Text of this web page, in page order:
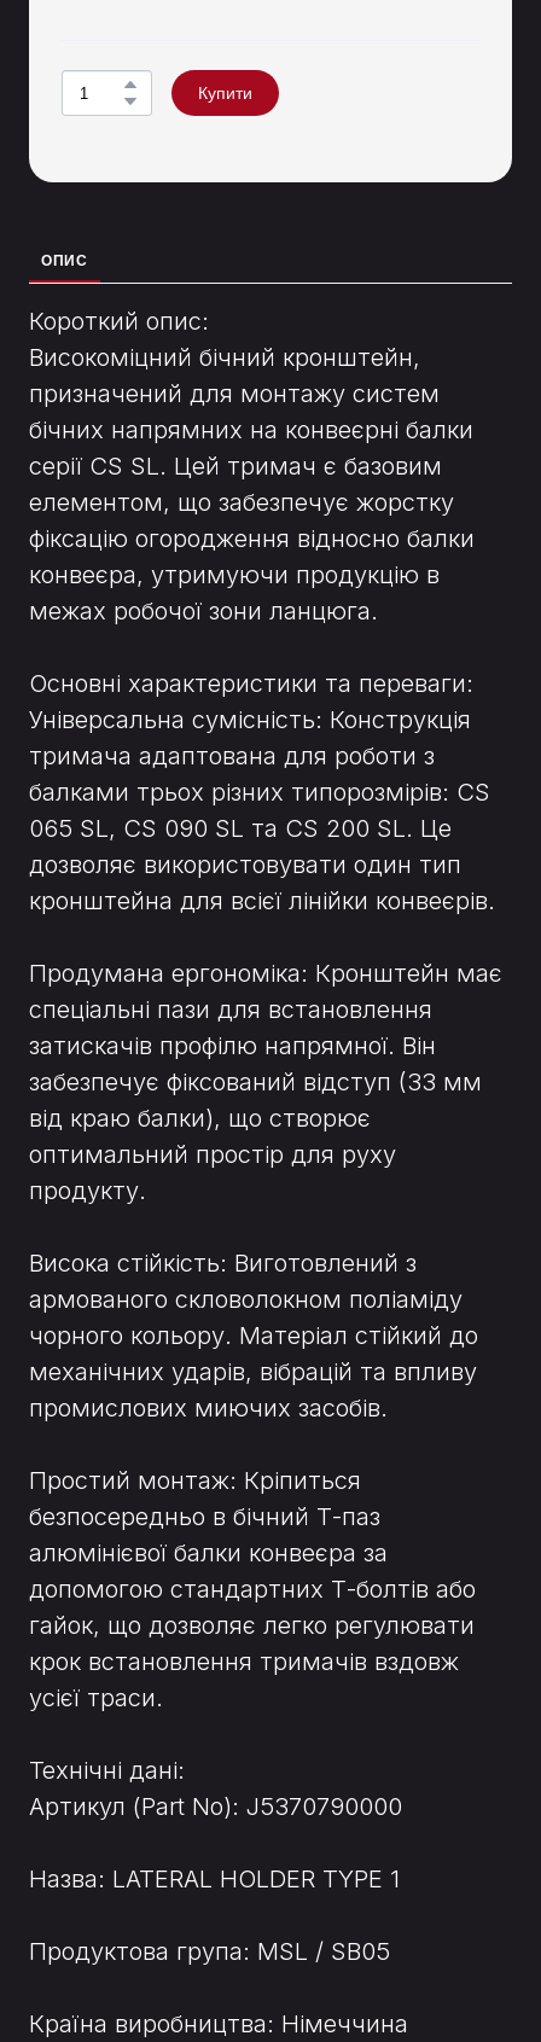
Купити
ОПИС
Короткий опис:
Високоміцний бічний кронштейн,
призначений для монтажу систем
бічних напрямних на конвеєрні балки
серії CS SL. Цей тримач є базовим
елементом, що забезпечує жорстку
фіксацію огородження відносно балки
конвеєра, утримуючи продукцію в
межах робочої зони ланцюга.
Основні характеристики та переваги:
Універсальна сумісність: Конструкція
тримача адаптована для роботи з
балками трьох різних типорозмірів: CS
065 SL, CS 090 SL та CS 200 SL. Це
дозволяє використовувати один тип
кронштейна для всієї лінійки конвеєрів.
Продумана ергономіка: Кронштейн має
спеціальні пази для встановлення
затискачів профілю напрямної. Він
забезпечує фіксований відступ (33 мм
від краю балки), що створює
оптимальний простір для руху
продукту.
Висока стійкість: Виготовлений з
армованого скловолокном поліаміду
чорного кольору. Матеріал стійкий до
механічних ударів, вібрацій та впливу
промислових миючих засобів.
Простий монтаж: Кріпиться
безпосередньо в бічний Т-паз
алюмінієвої балки конвеєра за
допомогою стандартних Т-болтів або
гайок, що дозволяє легко регулювати
крок встановлення тримачів вздовж
усієї траси.
Технічні дані:
Артикул (Part No): J5370790000
Назва: LATERAL HOLDER TYPE 1
Продуктова група: MSL / SB05
Країна виробництва: Німеччина